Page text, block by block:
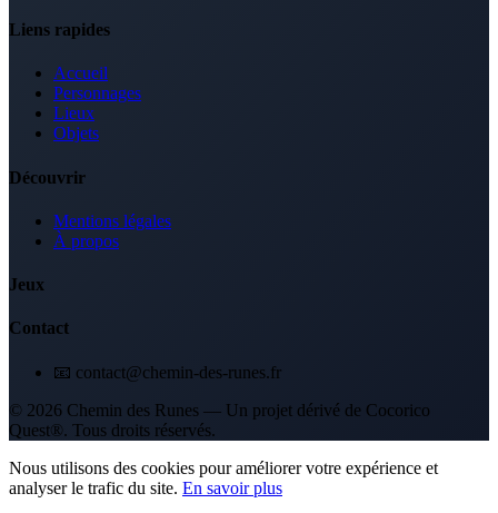
Liens rapides
Accueil
Personnages
Lieux
Objets
Découvrir
Mentions légales
À propos
Jeux
Contact
📧 contact@chemin-des-runes.fr
© 2026 Chemin des Runes — Un projet dérivé de Cocorico
Quest®. Tous droits réservés.
Nous utilisons des cookies pour améliorer votre expérience et
analyser le trafic du site. En savoir plus